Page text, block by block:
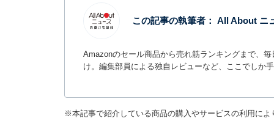
この記事の執筆者： All About ニ
Amazonのセール商品から売れ筋ランキングまで、
け。編集部員による独自レビューなど、ここでしか
※本記事で紹介している商品の購入やサービスの利用に